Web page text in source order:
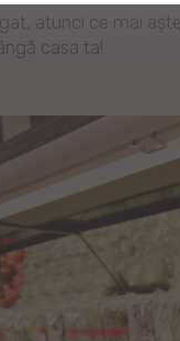
atunci ce mai
casa ta!